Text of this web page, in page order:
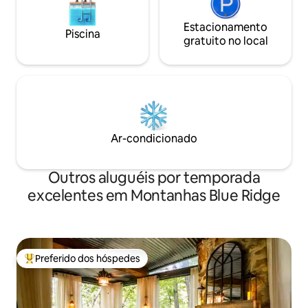
Piscina
Estacionamento
gratuito no local
Ar-condicionado
Outros aluguéis por temporada
excelentes em Montanhas Blue Ridge
Entre os melhores preferidos dos hóspedes
Preferido dos hóspedes